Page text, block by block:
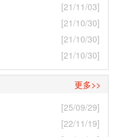
[21/11/03]
[21/10/30]
[21/10/30]
[21/10/30]
更多>>
[25/09/29]
[22/11/19]